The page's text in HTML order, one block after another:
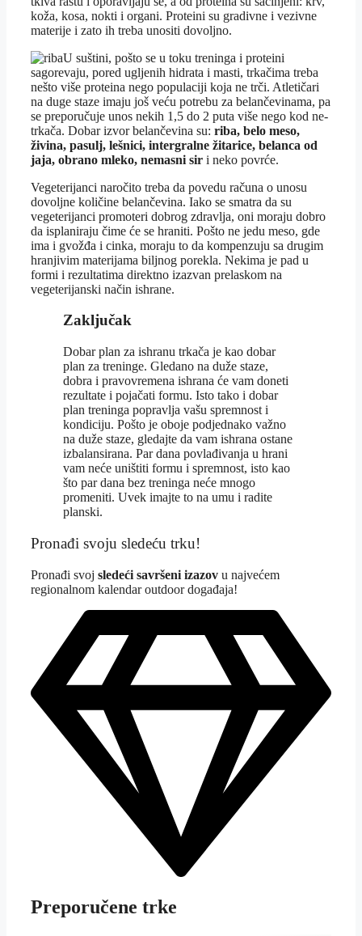
koža, kosa, nokti i organi. Proteini su gradivne i vezivne
materije i zato ih treba unositi dovoljno.
U suštini, pošto se u toku treninga i proteini
sagorevaju, pored ugljenih hidrata i masti, trkačima treba
nešto više proteina nego populaciji koja ne trči. Atletičari
na duge staze imaju još veću potrebu za belančevinama, pa
se preporučuje unos nekih 1,5 do 2 puta više nego kod ne-
trkača. Dobar izvor belančevina su: riba, belo meso,
živina, pasulj, lešnici, intergralne žitarice, belanca od
jaja, obrano mleko, nemasni sir i neko povrće.
Vegeterijanci naročito treba da povedu računa o unosu
dovoljne količine belančevina. Iako se smatra da su
vegeterijanci promoteri dobrog zdravlja, oni moraju dobro
da isplaniraju čime će se hraniti. Pošto ne jedu meso, gde
ima i gvožđa i cinka, moraju to da kompenzuju sa drugim
hranjivim materijama biljnog porekla. Nekima je pad u
formi i rezultatima direktno izazvan prelaskom na
vegeterijanski način ishrane.
Zaključak
Dobar plan za ishranu trkača je kao dobar
plan za treninge. Gledano na duže staze,
dobra i pravovremena ishrana će vam doneti
rezultate i pojačati formu. Isto tako i dobar
plan treninga popravlja vašu spremnost i
kondiciju. Pošto je oboje podjednako važno
na duže staze, gledajte da vam ishrana ostane
izbalansirana. Par dana povlađivanja u hrani
vam neće uništiti formu i spremnost, isto kao
što par dana bez treninga neće mnogo
promeniti. Uvek imajte to na umu i radite
planski.
Pronađi svoju sledeću trku!
Pronađi svoj sledeći savršeni izazov u najvećem
regionalnom kalendar outdoor događaja!
Preporučene trke